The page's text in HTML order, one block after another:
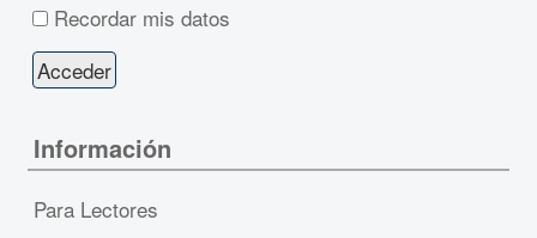
Recordar mis datos
Información
Para Lectores